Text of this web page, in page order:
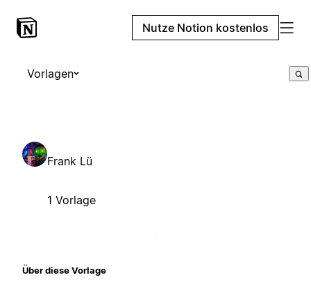
Nutze Notion kostenlos
Vorlagen
Frank Lü
1 Vorlage
Über diese Vorlage